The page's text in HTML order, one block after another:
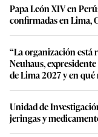
Papa León XIV en
confirmadas en Lima,
“La organización está
Neuhaus,
de Lima 2027 y en
Unidad de
jeringas y